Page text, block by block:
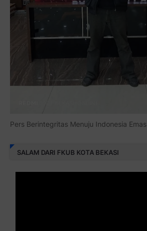
Pers Berintegritas Menuju Indonesia Emas
SALAM DARI FKUB KOTA BEKASI